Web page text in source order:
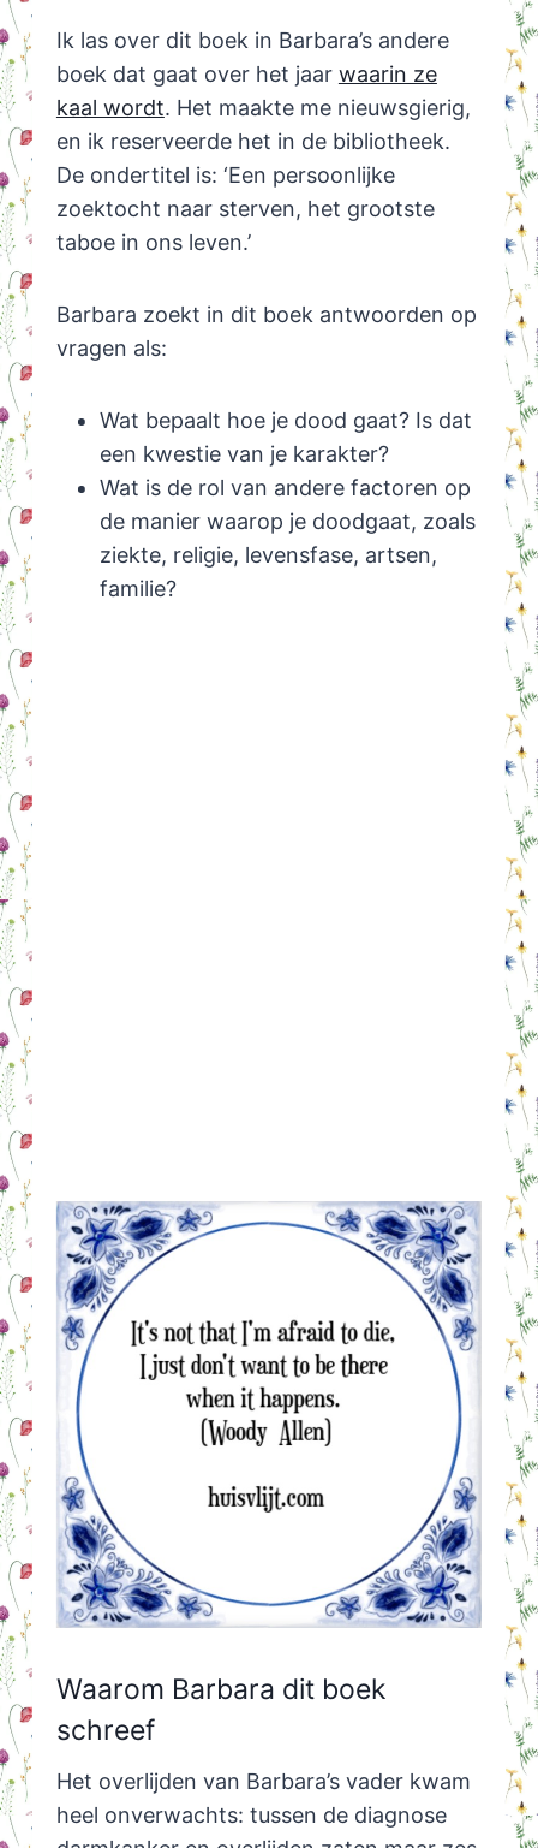
Ik las over dit boek in Barbara’s andere
boek dat gaat over het jaar waarin ze
kaal wordt. Het maakte me nieuwsgierig,
en ik reserveerde het in de bibliotheek.
De ondertitel is: ‘Een persoonlijke
zoektocht naar sterven, het grootste
taboe in ons leven.’
Barbara zoekt in dit boek antwoorden op
vragen als:
Wat bepaalt hoe je dood gaat? Is dat
een kwestie van je karakter?
Wat is de rol van andere factoren op
de manier waarop je doodgaat, zoals
ziekte, religie, levensfase, artsen,
familie?
Waarom Barbara dit boek
schreef
Het overlijden van Barbara’s vader kwam
heel onverwachts: tussen de diagnose